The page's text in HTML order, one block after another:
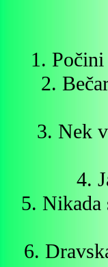
1.
2.
3. Nek
4.
5. Nikada
6.